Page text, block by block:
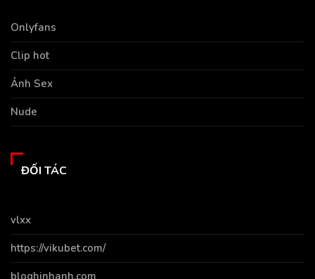
Onlyfans
Clip hot
Ảnh Sex
Nude
ĐỐI TÁC
vlxx
https://vikubet.com/
bloghinhanh.com